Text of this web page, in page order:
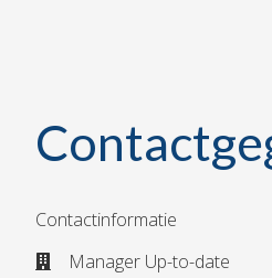
Contactinformatie
Manager Up-to-date